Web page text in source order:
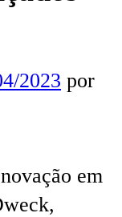
2023 por
em